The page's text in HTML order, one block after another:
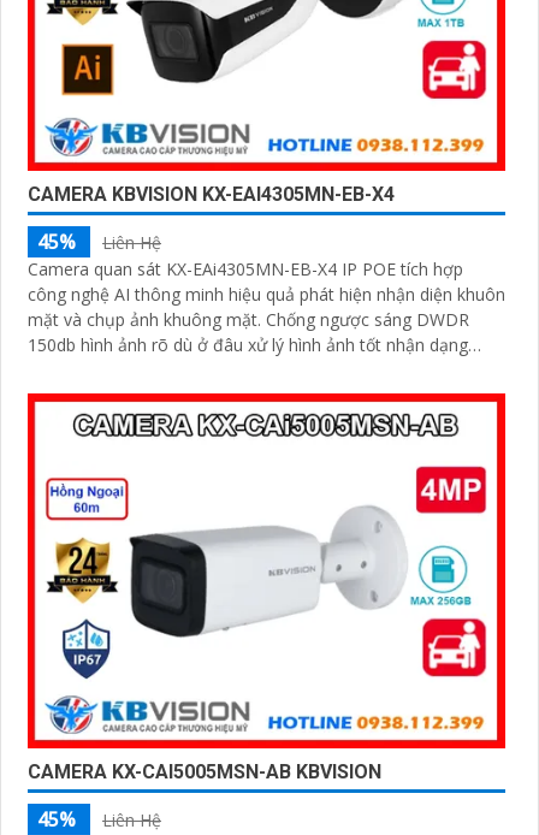
CAMERA KBVISION KX-EAI4305MN-EB-X4
45%
Liên Hệ
Camera quan sát KX-EAi4305MN-EB-X4 IP POE tích hợp
công nghệ AI thông minh hiệu quả phát hiện nhận diện khuôn
mặt và chụp ảnh khuông mặt. Chống ngược sáng DWDR
150db hình ảnh rõ dù ở đâu xử lý hình ảnh tốt nhận dạng
CAMERA KX-CAI5005MSN-AB KBVISION
45%
Liên Hệ